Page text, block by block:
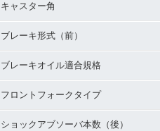
キャスター角
ブレーキ形式（前）
ブレーキオイル適合規格
フロントフォークタイプ
ショックアブソーバ本数（後）